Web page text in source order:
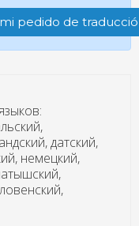
en mi pedido de
датский,
немецкий,